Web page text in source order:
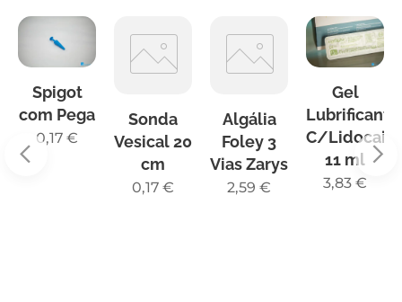
Spigot
com Pega
0,17 €
Sonda
Vesical 20
cm
0,17 €
Algália
Foley 3
Vias Zarys
2,59 €
Gel
Lubrificante
C/
11 ml
3,83 €